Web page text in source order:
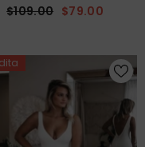
Maniche, Con Volant,
$109.00 $79.00